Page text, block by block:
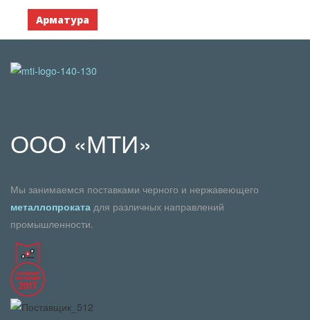
Арматура
ООО «МТИ»
Мы занимаемся поставками черного и нержавеющего
металлопроката для различных направлений
промышленности.